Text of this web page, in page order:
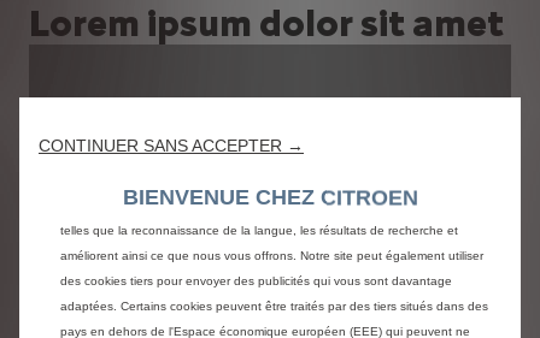
Lorem ipsum dolor sit amet
CONTINUER SANS ACCEPTER →
BIENVENUE CHEZ CITROEN
notre site. Les cookies nous permettent de vous fournir des fonctionnalités
améliorent la convivialité et les performances grâce à diverses fonctionnalités
telles que la reconnaissance de la langue, les résultats de recherche et
améliorent ainsi ce que nous vous offrons. Notre site peut également utiliser
des cookies tiers pour envoyer des publicités qui vous sont davantage
adaptées. Certains cookies peuvent être traités par des tiers situés dans des
pays en dehors de l'Espace économique européen (EEE) qui peuvent ne